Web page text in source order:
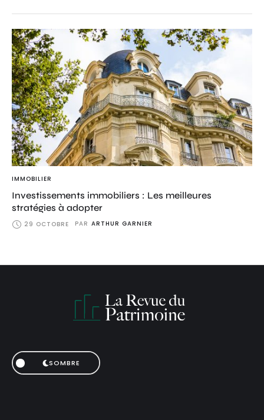
IMMOBILIER
Investissements immobiliers : Les meilleures
stratégies à adopter
29 OCTOBRE PAR ARTHUR GARNIER
SOMBRE